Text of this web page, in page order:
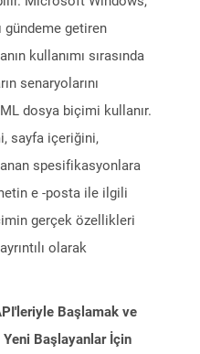
gündeme getiren
kullanımı sırasında
senaryolarını
dosya biçimi kullanır.
sayfa içeriğini,
spesifikasyonlara
e -posta ile ilgili
gerçek özellikleri
olarak
Başlamak ve
Başlayanlar İçin